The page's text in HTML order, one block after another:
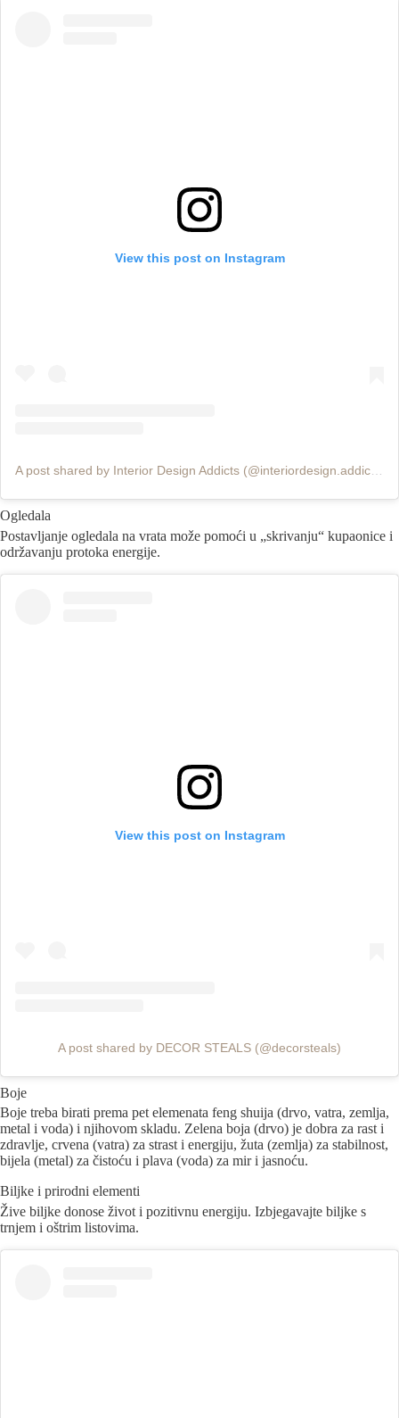
View this post on Instagram
A post shared by Interior Design Addicts (@interiordesign.addicts)
Ogledala
Postavljanje ogledala na vrata može pomoći u „skrivanju“ kupaonice i
održavanju protoka energije.
View this post on Instagram
A post shared by DECOR STEALS (@decorsteals)
Boje
Boje treba birati prema pet elemenata feng shuija (drvo, vatra, zemlja,
metal i voda) i njihovom skladu. Zelena boja (drvo) je dobra za rast i
zdravlje, crvena (vatra) za strast i energiju, žuta (zemlja) za stabilnost,
bijela (metal) za čistoću i plava (voda) za mir i jasnoću.
Biljke i prirodni elementi
Žive biljke donose život i pozitivnu energiju. Izbjegavajte biljke s
trnjem i oštrim listovima.